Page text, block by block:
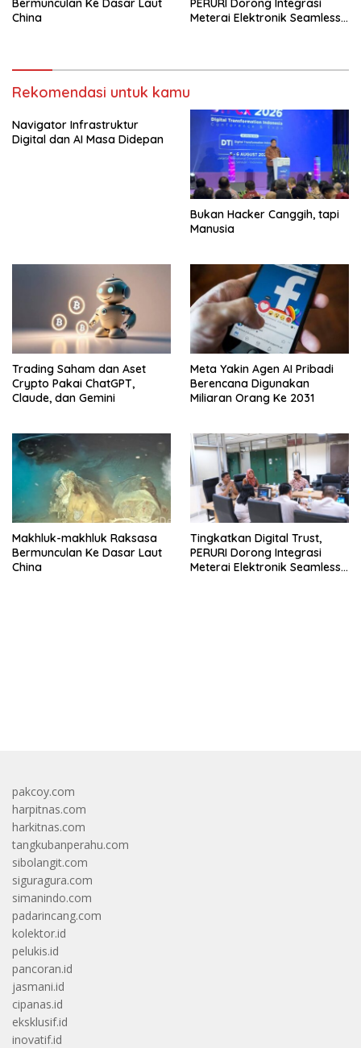
Bermunculan Ke Dasar Laut
China
PERURI Dorong Integrasi
Meterai Elektronik Seamless
Rekomendasi untuk kamu
Navigator Infrastruktur
Digital dan AI Masa Didepan
Bukan Hacker Canggih, tapi
Manusia
Trading Saham dan Aset
Crypto Pakai ChatGPT,
Claude, dan Gemini
Meta Yakin Agen AI Pribadi
Berencana Digunakan
Miliaran Orang Ke 2031
Makhluk-makhluk Raksasa
Bermunculan Ke Dasar Laut
China
Tingkatkan Digital Trust,
PERURI Dorong Integrasi
Meterai Elektronik Seamless
pakcoy.com
harpitnas.com
harkitnas.com
tangkubanperahu.com
sibolangit.com
siguragura.com
simanindo.com
padarincang.com
kolektor.id
pelukis.id
pancoran.id
jasmani.id
cipanas.id
eksklusif.id
inovatif.id